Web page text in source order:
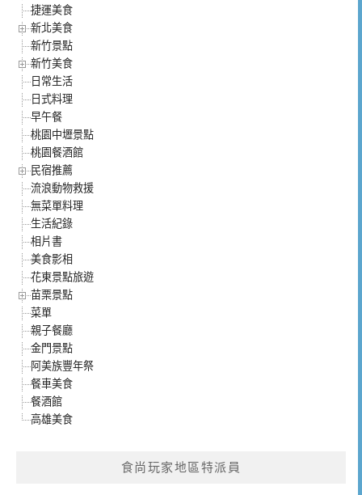
捷運美食
新北美食
新竹景點
新竹美食
日常生活
日式料理
早午餐
桃園中壢景點
桃園餐酒館
民宿推薦
流浪動物救援
無菜單料理
生活紀錄
相片書
美食影相
花東景點旅遊
苗栗景點
菜單
親子餐廳
金門景點
阿美族豐年祭
餐車美食
餐酒館
高雄美食
食尚玩家地區特派員